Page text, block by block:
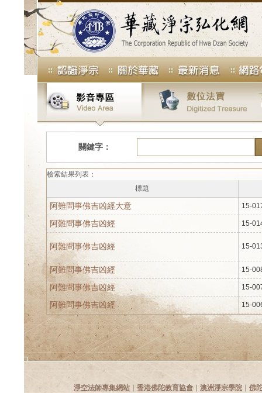
關鍵字：
檢索結果列表：
標題
阿難問事佛吉凶經大意 15-
阿難問事佛吉凶經 15-
阿難問事佛吉凶經 15-
阿難問事佛吉凶經 15-
阿難問事佛吉凶經 15-
阿難問事佛吉凶經 15-
淨空法師專集網站 香港佛陀教育協會∣ 澳洲淨宗學院 佛